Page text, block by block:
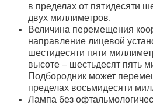
в пределах от пятидесяти
двух миллиметров.
Величина перемещения
направление лицевой
шестидесяти пяти
высоте – шестьдесят пять
Подбородник может
пределах восьмидесяти
Лампа без